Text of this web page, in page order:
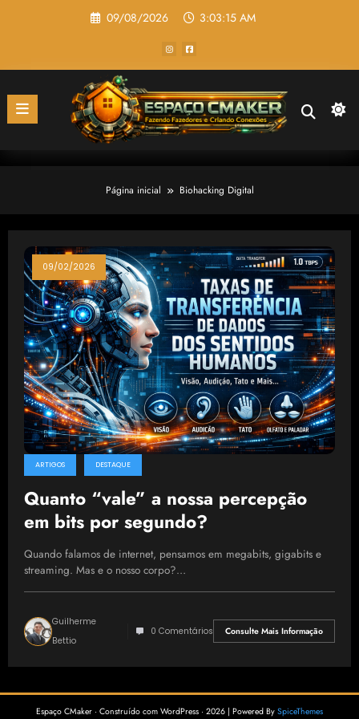
09/08/2026 3:03:15 AM
Página inicial Biohacking Digital
09/02/2026
ARTIGOS DESTAQUE
Quanto “vale” a nossa percepção
em bits por segundo?
Quando falamos de internet, pensamos em megabits, gigabits e
streaming. Mas e o nosso corpo?…
Guilherme
Bettio
0 Comentários Consulte Mais Informação
Espaço CMaker · Construído com WordPress · 2026 | Powered By SpiceThemes